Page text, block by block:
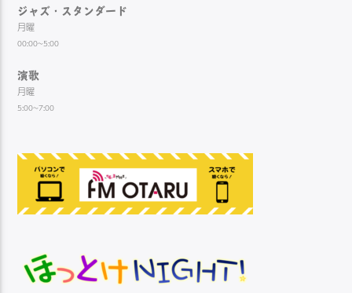
ジャズ・スタンダード
月曜
00:00~5:00
演歌
月曜
5:00~7:00